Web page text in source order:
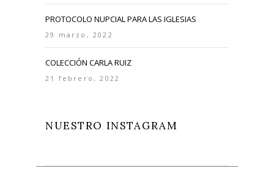
PROTOCOLO NUPCIAL PARA LAS IGLESIAS
29 marzo, 2022
COLECCIÓN CARLA RUIZ
21 febrero, 2022
NUESTRO INSTAGRAM